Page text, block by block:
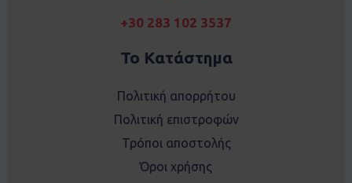
+30 283 102 3537
Το Κατάστημα
Πολιτική απορρήτου
Πολιτική επιστροφών
Τρόποι αποστολής
Όροι χρήσης